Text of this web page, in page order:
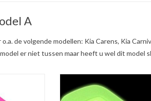
A
de volgende modellen: Kia Carens, Kia
er niet tussen maar heeft u wel dit
Silicone sleutelhoesje /
beschermhoesje autosleutel